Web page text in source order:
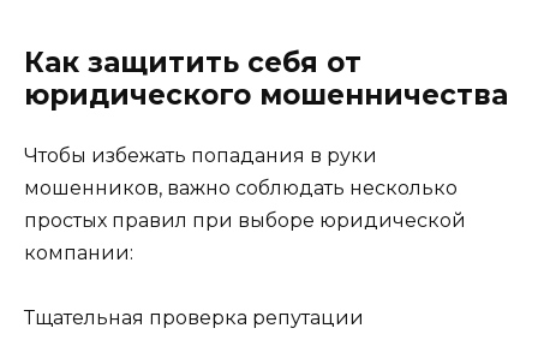
Как защитить себя от
юридического мошенничества
Чтобы избежать попадания в руки
мошенников, важно соблюдать несколько
простых правил при выборе юридической
компании:
Тщательная проверка репутации